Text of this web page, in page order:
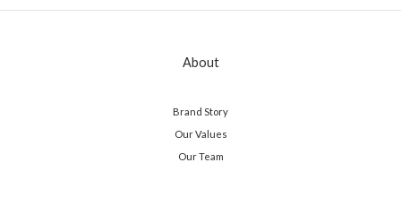
About
Brand Story
Our Values
Our Team